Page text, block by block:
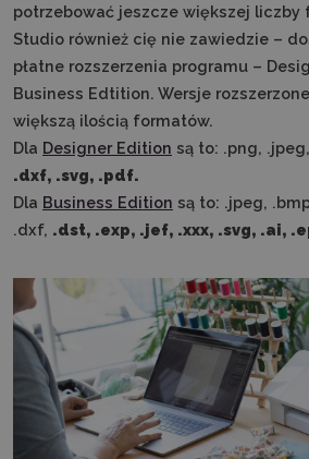
potrzebować jeszcze większej
Studio również cię nie zawiedzie –
płatne rozszerzenia programu –
Business Edtition. Wersje
większą ilością formatów.
Dla Designer Edition są to: .png,
.dxf, .svg, .pdf.
Dla Business Edition są to: .jpeg,
.dxf, .dst, .exp, .jef, .xxx, .svg, .ai,